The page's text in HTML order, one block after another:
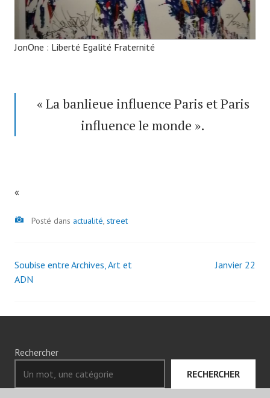
JonOne : Liberté Egalité Fraternité
« La banlieue influence Paris et Paris
influence le monde ».
«
Image
Posté dans actualité, street
Navigation
Soubise entre Archives, Art et
ADN
Janvier 22
Rechercher
RECHERCHER